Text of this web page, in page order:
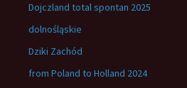
Dojczland total spontan 2025
dolnośląskie
Dziki Zachód
from Poland to Holland 2024